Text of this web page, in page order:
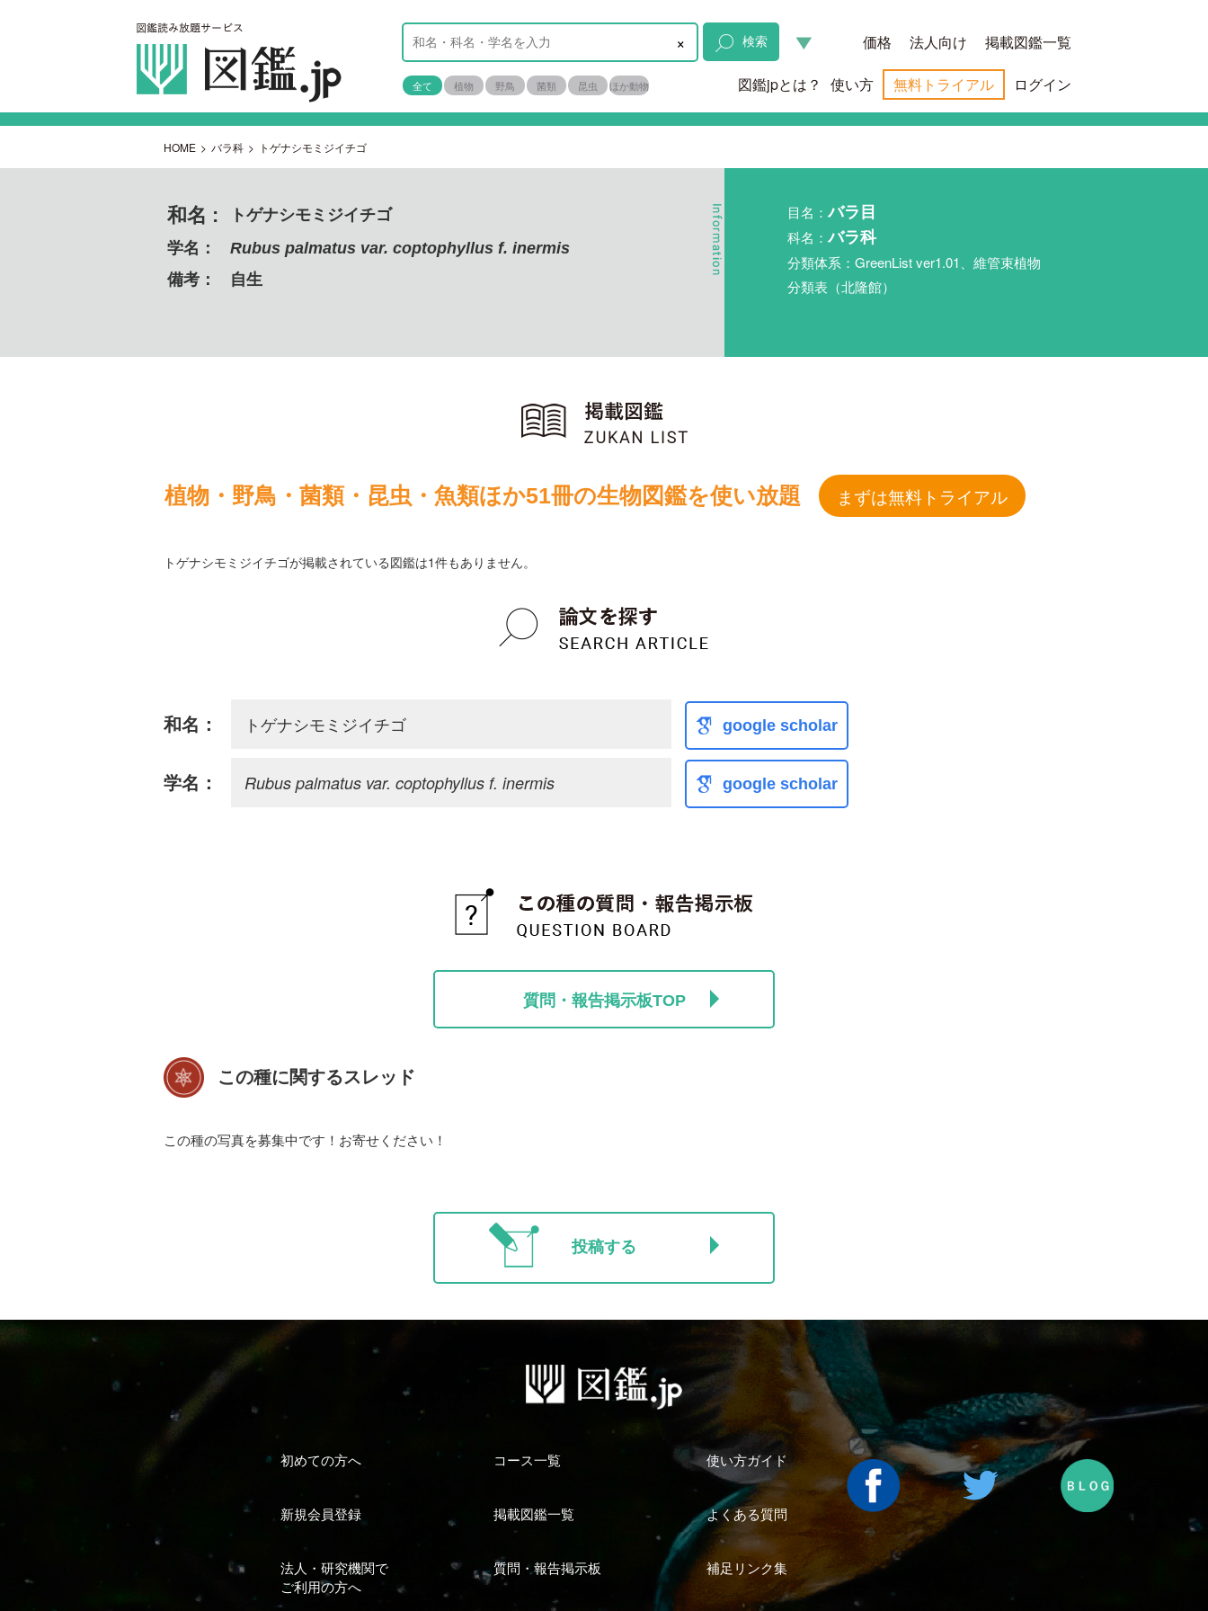
× 検索
全て 植物 野鳥 菌類 昆虫 ほか動物
価格 法人向け 掲載図鑑一覧
図鑑jpとは？ 使い方 無料トライアル ログイン
HOME > バラ科 > トゲナシモミジイチゴ
和名 :
トゲナシモミジイチゴ
学名：
Rubus palmatus var. coptophyllus f. inermis
備考：
自生
目名：バラ目
科名：バラ科
分類体系：GreenList ver1.01、維管束植物
分類表（北隆館）
植物・野鳥・菌類・昆虫・魚類ほか51冊の生物図鑑を使い放題 まずは無料トライアル
トゲナシモミジイチゴが掲載されている図鑑は1件もありません。
和名： トゲナシモミジイチゴ google scholar
学名： Rubus palmatus var. coptophyllus f. inermis google scholar
質問・報告掲示板TOP
この種に関するスレッド
この種の写真を募集中です！お寄せください！
投稿する
初めての方へ コース一覧 使い方ガイド
新規会員登録 掲載図鑑一覧 よくある質問
法人・研究機関で
ご利用の方へ
質問・報告掲示板 補足リンク集